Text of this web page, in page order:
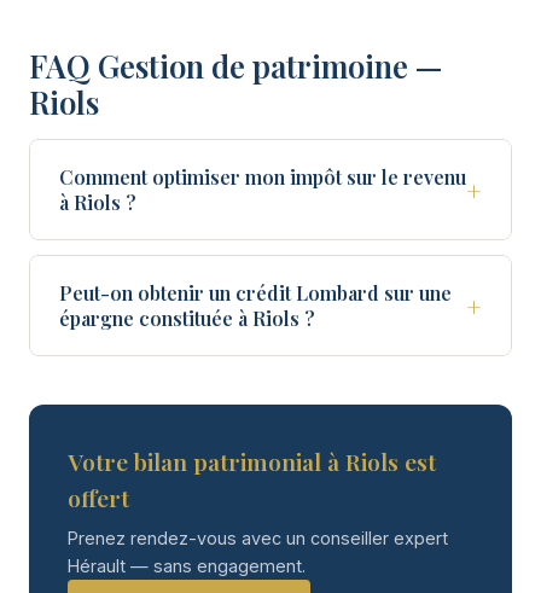
FAQ Gestion de patrimoine —
Riols
Comment optimiser mon impôt sur le revenu
à Riols ?
+
Peut-on obtenir un crédit Lombard sur une
épargne constituée à Riols ?
+
Votre bilan patrimonial à Riols est
offert
Prenez rendez-vous avec un conseiller expert
Hérault — sans engagement.